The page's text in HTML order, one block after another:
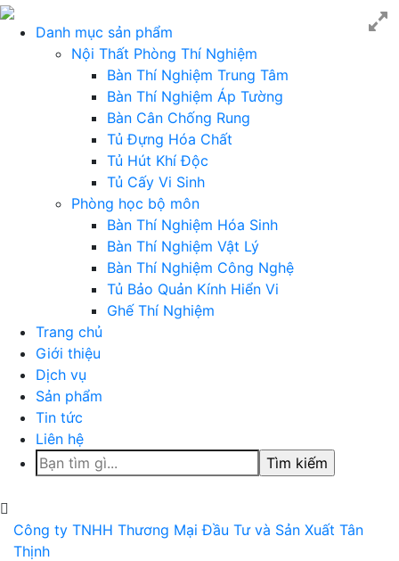
Danh mục sản phẩm
Nội Thất Phòng Thí Nghiệm
Bàn Thí Nghiệm Trung Tâm
Bàn Thí Nghiệm Áp Tường
Bàn Cân Chống Rung
Tủ Đựng Hóa Chất
Tủ Hút Khí Độc
Tủ Cấy Vi Sinh
Phòng học bộ môn
Bàn Thí Nghiệm Hóa Sinh
Bàn Thí Nghiệm Vật Lý
Bàn Thí Nghiệm Công Nghệ
Tủ Bảo Quản Kính Hiển Vi
Ghế Thí Nghiệm
Trang chủ
Giới thiệu
Dịch vụ
Sản phẩm
Tin tức
Liên hệ
Tìm
kiếm
Công ty TNHH Thương Mại Đầu Tư và Sản Xuất Tân
Thịnh